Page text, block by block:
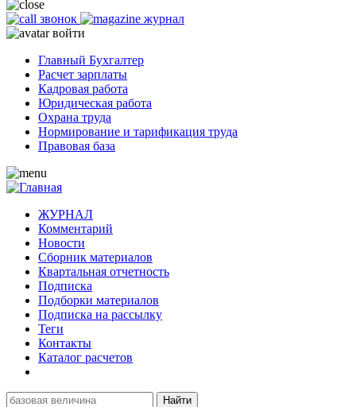
звонок
журнал
войти
Главный Бухгалтер
Расчет зарплаты
Кадровая работа
Юридическая работа
Охрана труда
Нормирование и тарификация труда
Правовая база
ЖУРНАЛ
Комментарий
Новости
Сборник материалов
Квартальная отчетность
Подписка
Подборки материалов
Подписка на рассылку
Теги
Контакты
Каталог расчетов
Найти